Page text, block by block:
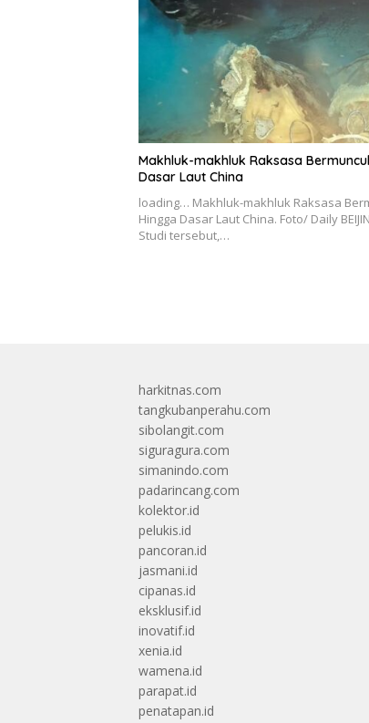
Makhluk-makhluk Raksasa
Dasar Laut China
loading… Makhluk-makhluk Raksasa
Hingga Dasar Laut China. Foto/ Daily
Studi tersebut,…
harkitnas.com
tangkubanperahu.com
sibolangit.com
siguragura.com
simanindo.com
padarincang.com
kolektor.id
pelukis.id
pancoran.id
jasmani.id
cipanas.id
eksklusif.id
inovatif.id
xenia.id
wamena.id
parapat.id
penatapan.id